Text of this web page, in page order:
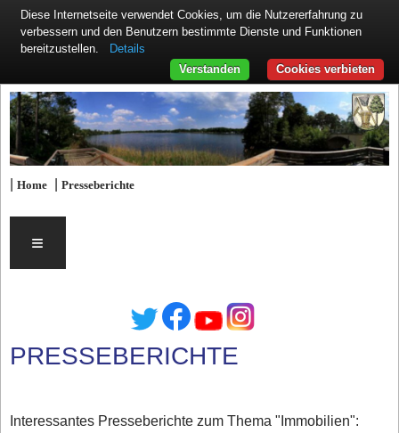
|Home |Presseberichte
≡
PRESSEBERICHTE
Interessantes Presseberichte zum Thema "Immobilien":
Diese Internetseite verwendet Cookies, um die Nutzererfahrung zu
verbessern und den Benutzern bestimmte Dienste und Funktionen
bereitzustellen.
Details
Cookies verbieten
Verstanden